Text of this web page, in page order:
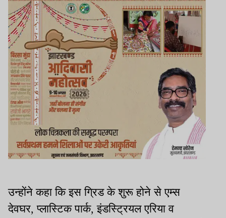
उन्होंने कहा कि इस ग्रिड के शुरू होने से एम्स
देवघर, प्लास्टिक पार्क, इंडस्ट्रियल एरिया व